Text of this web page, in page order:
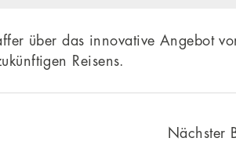
über das innovative Angebot
Reisens.
Nächster